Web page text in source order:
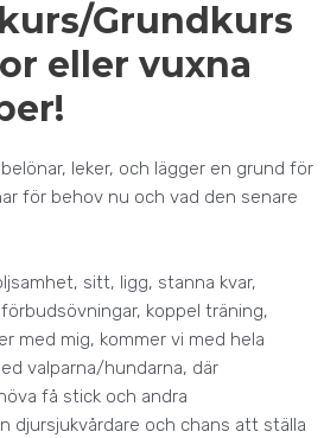
Grundkurs
eller vuxna
leker, och lägger en grund för
för behov nu och vad den senare
sitt, ligg, stanna kvar,
koppel träning,
med mig, kommer vi med hela
valparna/hundarna, där
få stick och andra
djursjukvårdare och chans att ställa